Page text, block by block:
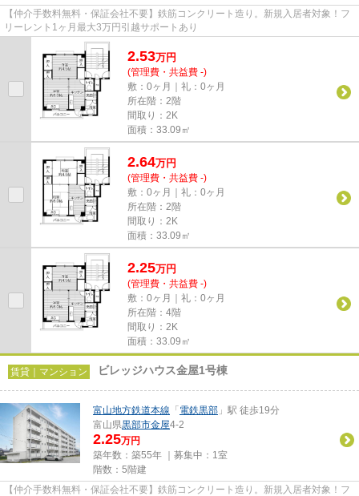
【仲介手数料無料・保証会社不要】鉄筋コンクリート造り。新規入居者対象！フ
リーレント1ヶ月最大3万円引越サポートあり
2.53万円
(管理費・共益費 -)
敷：0ヶ月｜礼：0ヶ月
所在階：2階
間取り：2K
面積：33.09㎡
2.64万円
(管理費・共益費 -)
敷：0ヶ月｜礼：0ヶ月
所在階：2階
間取り：2K
面積：33.09㎡
2.25万円
(管理費・共益費 -)
敷：0ヶ月｜礼：0ヶ月
所在階：4階
間取り：2K
面積：33.09㎡
賃貸｜マンション ビレッジハウス金屋1号棟
富山地方鉄道本線 「 電鉄黒部 」駅 徒歩19分
富山県黒部市金屋4-2
2.25万円
築年数：築55年 ｜募集中： 1室
階数：5階建
【仲介手数料無料・保証会社不要】鉄筋コンクリート造り。新規入居者対象！フ